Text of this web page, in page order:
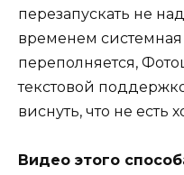
перезапускать не
временем системная
переполняется,
текстовой
виснуть, что не есть
Видео этого